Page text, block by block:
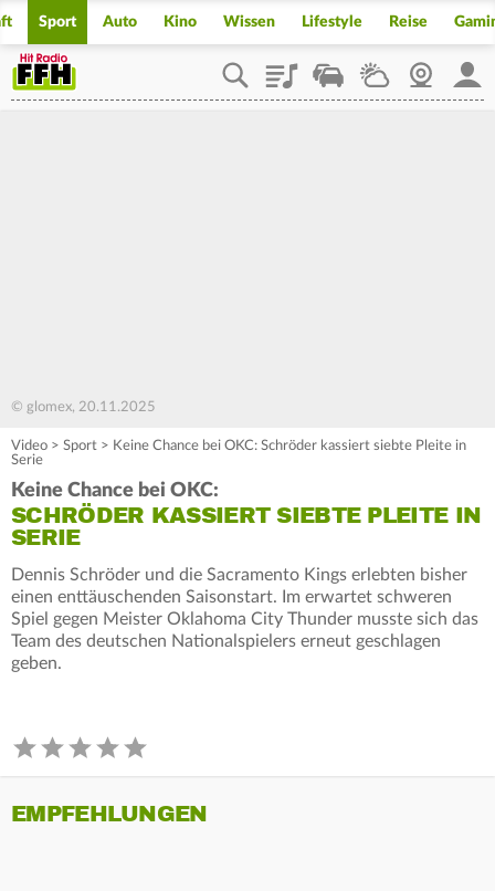
Sport Auto Kino Wissen Lifestyle Reise
PlaylistStaupilotWetterWebcam
© glomex, 20.11.2025
Video > Sport > Keine Chance bei OKC: Schröder kassiert siebte Pleite in
Serie
Keine Chance bei OKC:
SCHRÖDER KASSIERT SIEBTE PLEITE IN
SERIE
Dennis Schröder und die Sacramento Kings erlebten bisher
einen enttäuschenden Saisonstart. Im erwartet schweren
Spiel gegen Meister Oklahoma City Thunder musste sich das
Team des deutschen Nationalspielers erneut geschlagen
geben.
EMPFEHLUNGEN